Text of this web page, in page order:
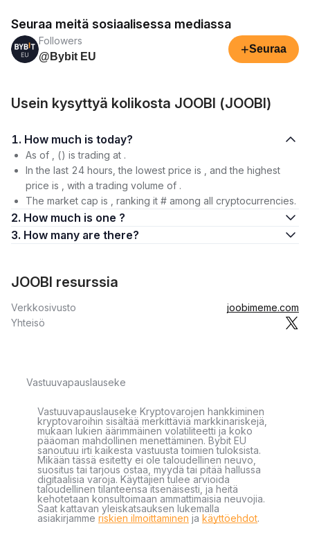
Seuraa meitä sosiaalisessa mediassa
Followers
@Bybit EU
+Seuraa
Usein kysyttyä kolikosta JOOBI (JOOBI)
1. How much is today?
As of , () is trading at .
In the last 24 hours, the lowest price is , and the highest
price is , with a trading volume of .
The market cap is , ranking it # among all cryptocurrencies.
2. How much is one ?
3. How many are there?
JOOBI resurssia
Verkkosivusto
joobimeme.com
Yhteisö
Vastuuvapauslauseke
Vastuuvapauslauseke Kryptovarojen hankkiminen
kryptovaroihin sisältää merkittäviä markkinariskejä,
mukaan lukien äärimmäinen volatiliteetti ja koko
pääoman mahdollinen menettäminen. Bybit EU
sanoutuu irti kaikesta vastuusta toimien tuloksista.
Mikään tässä esitetty ei ole taloudellinen neuvo,
suositus tai tarjous ostaa, myydä tai pitää hallussa
digitaalisia varoja. Käyttäjien tulee arvioida
taloudellinen tilanteensa itsenäisesti, ja heitä
kehotetaan konsultoimaan ammattimaisia neuvojia.
Saat kattavan yleiskatsauksen lukemalla
asiakirjamme riskien ilmoittaminen ja käyttöehdot.